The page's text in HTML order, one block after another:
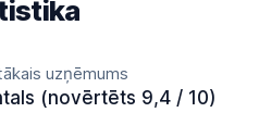
uzņēmums
(novērtēts 9,4 / 10)